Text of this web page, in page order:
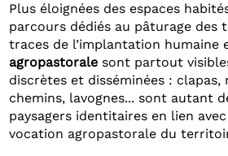
Plus éloignées des espaces
parcours dédiés au pâturage des
traces de l’implantation humaine
agropastorale sont partout
discrètes et disséminées : clapas,
chemins, lavognes... sont autant
paysagers identitaires en lien
vocation agropastorale du